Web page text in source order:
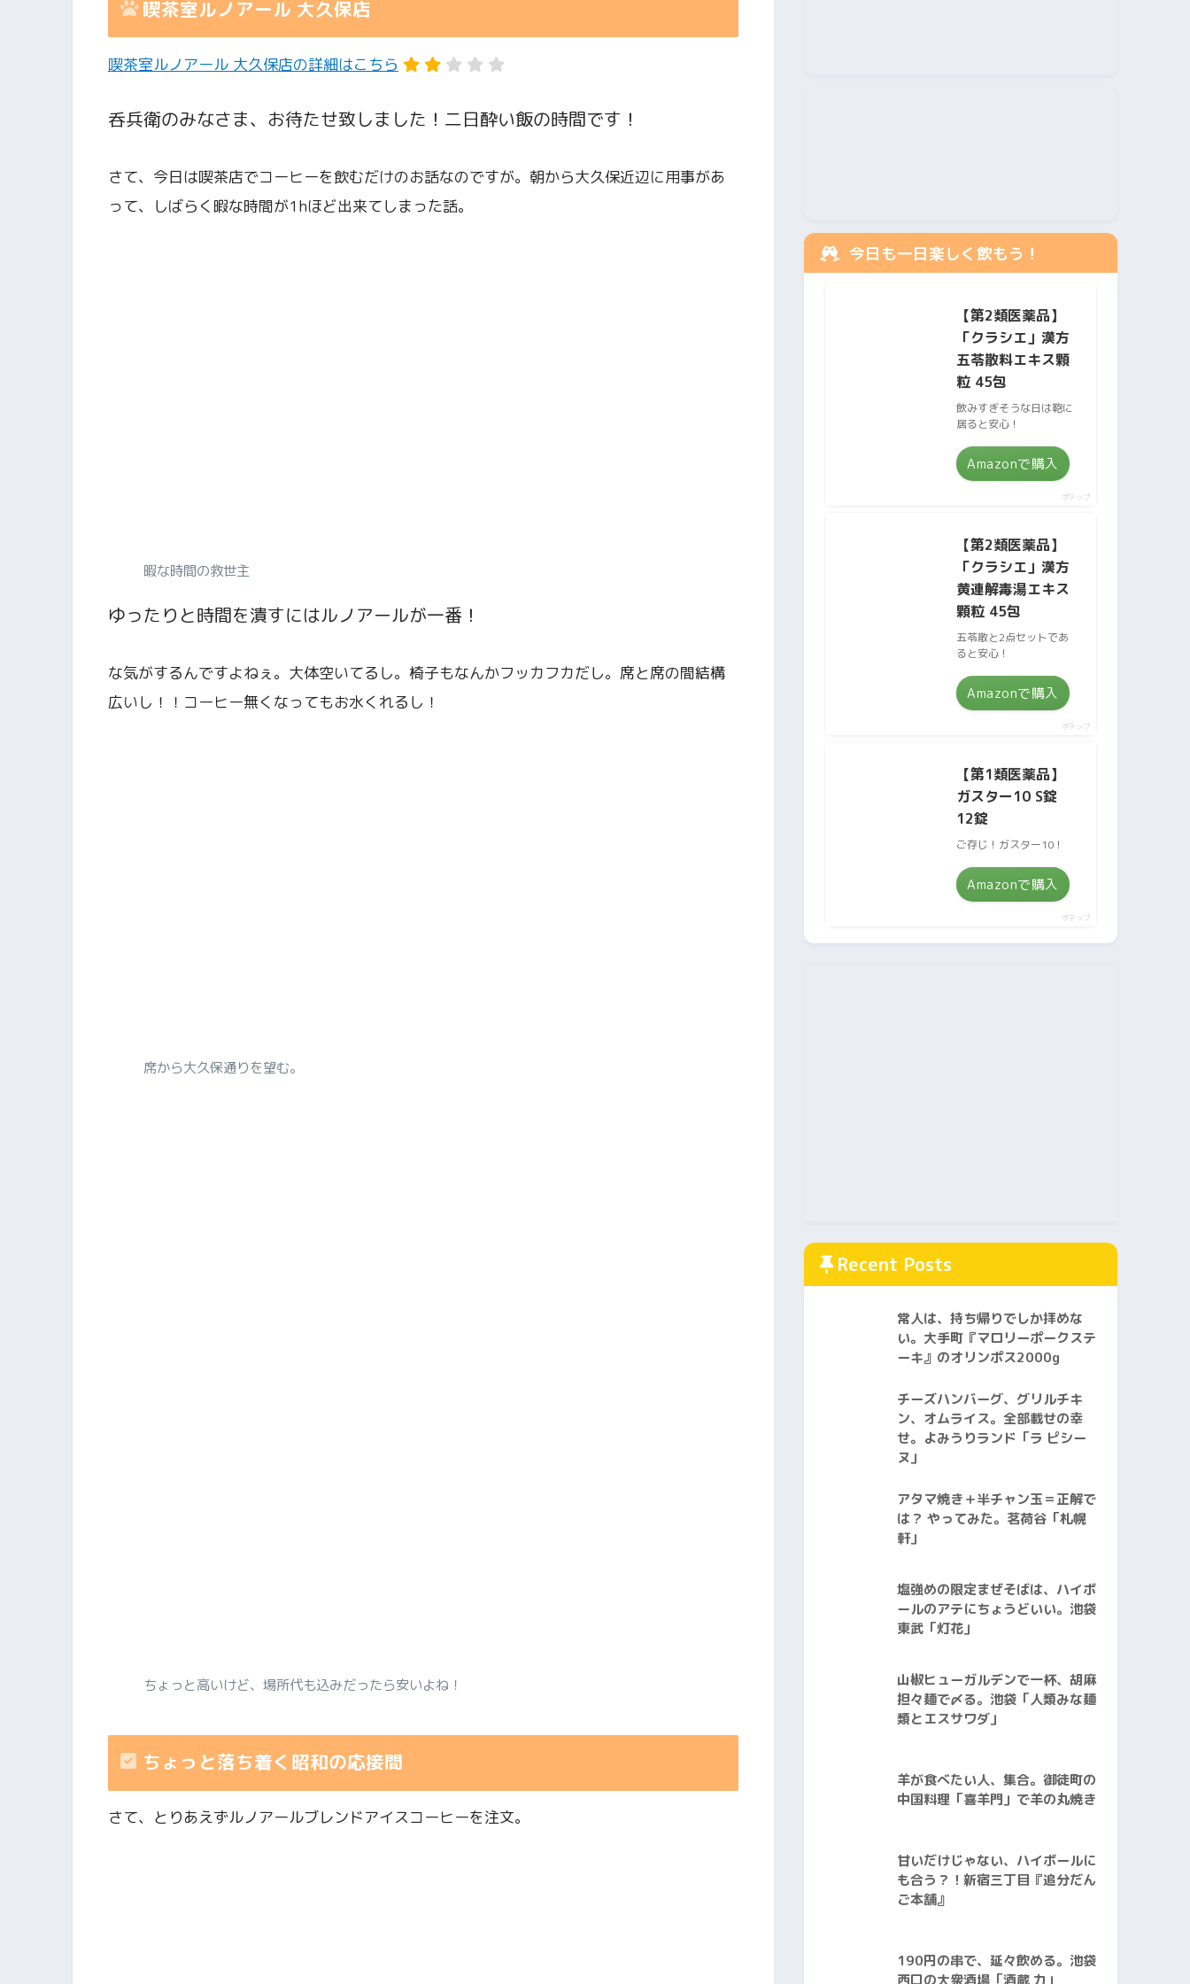
喫茶室ルノアール 大久保店
喫茶室ルノアール 大久保店の詳細はこちら
呑兵衛のみなさま、お待たせ致しました！二日酔い飯の時間です！
さて、今日は喫茶店でコーヒーを飲むだけのお話なのですが。朝から大久保近辺に用事があ
って、しばらく暇な時間が1hほど出来てしまった話。
暇な時間の救世主
ゆったりと時間を潰すにはルノアールが一番！
な気がするんですよねぇ。大体空いてるし。椅子もなんかフッカフカだし。席と席の間結構
広いし！！コーヒー無くなってもお水くれるし！
席から大久保通りを望む。
ちょっと高いけど、場所代も込みだったら安いよね！
ちょっと落ち着く昭和の応接間
さて、とりあえずルノアールブレンドアイスコーヒーを注文。
今日も一日楽しく飲もう！
【第2類医薬品】
「クラシエ」漢方
五苓散料エキス顆
粒 45包
飲みすぎそうな日は鞄に
居ると安心！
Amazonで購入
ポチップ
【第2類医薬品】
「クラシエ」漢方
黄連解毒湯エキス
顆粒 45包
五苓散と2点セットであ
ると安心！
Amazonで購入
ポチップ
【第1類医薬品】
ガスター10 S錠
12錠
ご存じ！ガスター10！
Amazonで購入
ポチップ
Recent Posts
常人は、持ち帰りでしか拝めな
い。大手町『マロリーポークステ
ーキ』のオリンポス2000g
チーズハンバーグ、グリルチキ
ン、オムライス。全部載せの幸
せ。よみうりランド「ラ ピシー
ヌ」
アタマ焼き＋半チャン玉＝正解で
は？ やってみた。茗荷谷「札幌
軒」
塩強めの限定まぜそばは、ハイボ
ールのアテにちょうどいい。池袋
東武「灯花」
山椒ヒューガルデンで一杯、胡麻
担々麺で〆る。池袋「人類みな麺
類とエスサワダ」
羊が食べたい人、集合。御徒町の
中国料理「喜羊門」で羊の丸焼き
甘いだけじゃない、ハイボールに
も合う？！新宿三丁目『追分だん
ご本舗』
190円の串で、延々飲める。池袋